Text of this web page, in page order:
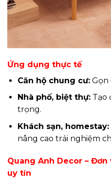
Ứng dụng thực tế
Căn hộ chung cư:Gọn
Nhà phố, biệt thự:Tạo
trọng.
Khách sạn, homestay:
nâng cao trải nghiệm
Quang Anh Decor –
uy tín